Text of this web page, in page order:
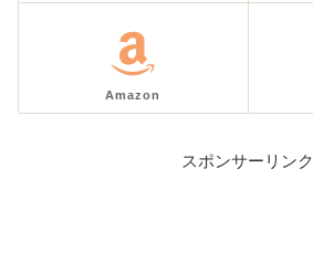
Amazon
スポンサーリンク